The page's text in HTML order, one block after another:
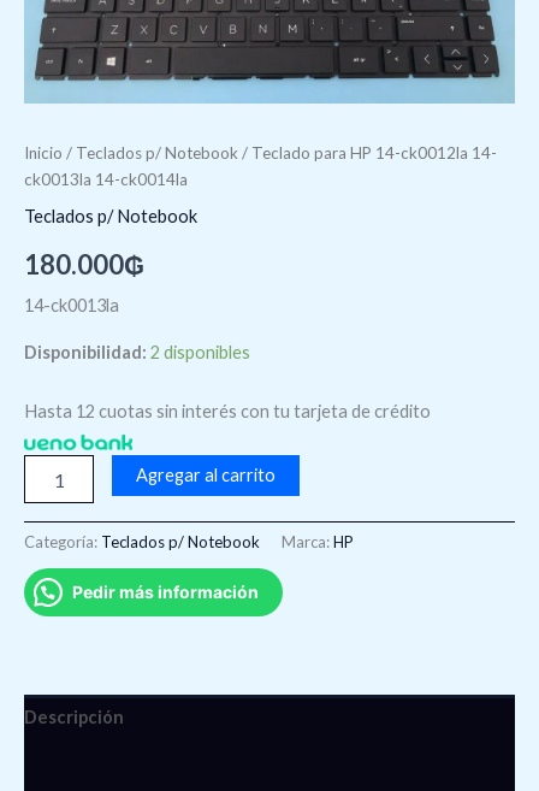
Inicio / Teclados p/ Notebook / Teclado para HP 14-ck0012la 14-
ck0013la 14-ck0014la
Teclados p/ Notebook
180.000₲
14-ck0013la
Disponibilidad: 2 disponibles
Hasta 12 cuotas sin interés con tu tarjeta de crédito
Agregar al carrito
Categoría: Teclados p/ Notebook Marca:HP
Pedir más información
Descripción